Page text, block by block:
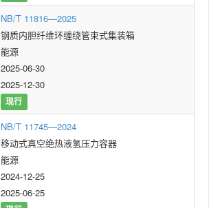
NB/T 11816—2025
钢质内胆纤维环缠绕管束式集装箱
能源
2025-06-30
2025-12-30
现行
NB/T 11745—2024
移动式真空绝热液氢压力容器
能源
2024-12-25
2025-06-25